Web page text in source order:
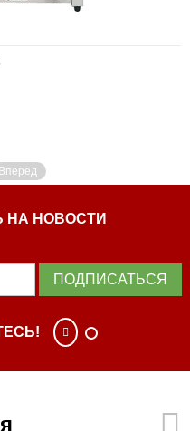
Вперед
НА НОВОСТИ
ПОДПИСАТЬСЯ